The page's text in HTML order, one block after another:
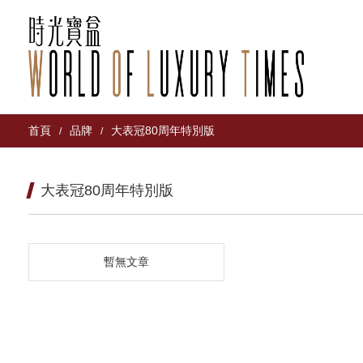
首頁 / 品牌 / 大表冠80周年特別版
大表冠80周年特別版
暫無文章